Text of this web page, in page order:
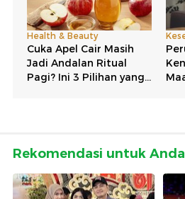
Rekomendasi untuk Anda